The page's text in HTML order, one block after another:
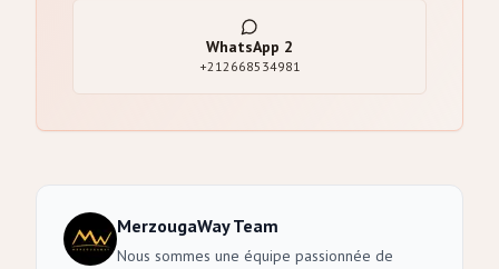
WhatsApp 2
+212668534981
MerzougaWay Team
Nous sommes une équipe passionnée de